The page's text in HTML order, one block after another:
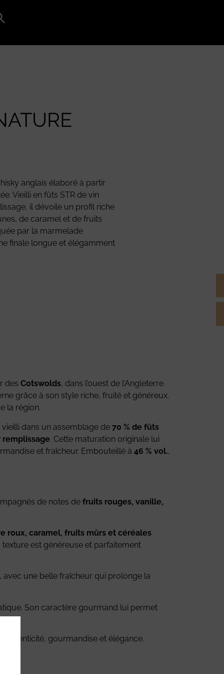
anglais élaboré à partir
Vieilli en fûts STR de vin
il dévoile un profil riche
de caramel et de fruits
par la marmelade
finale longue et élégamment
des Cotswolds, dans l’ouest de l’Angleterre.
grâce à son style riche, fruité et généreux.
la région.
dans un assemblage de 70 % de fûts
remplissage. Cette maturation originale lui
et fraîcheur. Embouteillé à 46 % vol.,
de notes de fruits rouges, vanille,
roux, caramel, fruits mûrs et céréales
texture est généreuse et parfaitement
, avec une belle fraîcheur qui prolonge la
Son caractère gourmand lui permet
gourmandise et élégance.